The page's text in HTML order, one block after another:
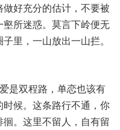
好充分的估计，不要被
所迷惑。莫言下岭便无
里，一山放出一山拦。
是双程路，单恋也该有
候。这条路行不通，你
。这里不留人，自有留